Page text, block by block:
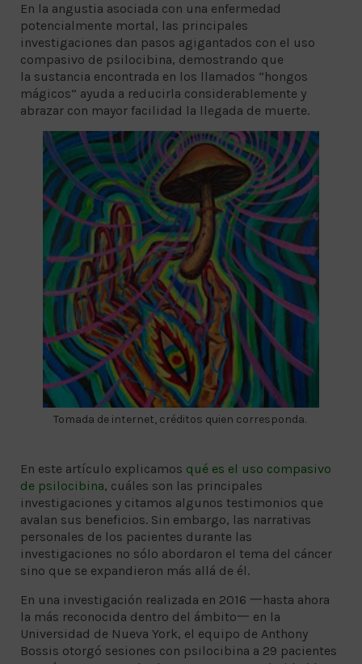
En la angustia asociada con una enfermedad
potencialmente mortal, las principales
investigaciones dan pasos agigantados con el uso
compasivo de psilocibina, demostrando que
la sustancia encontrada en los llamados “hongos
mágicos” ayuda a reducirla considerablemente y
abrazar con mayor facilidad la llegada de muerte.
Tomada de internet, créditos quien corresponda.
En este artículo explicamos qué es el uso compasivo
de psilocibina, cuáles son las principales
investigaciones y citamos algunos testimonios que
avalan sus beneficios. Sin embargo, las narrativas
personales de los pacientes durante las
investigaciones no sólo abordaron el tema del cáncer
sino que se expandieron más allá de él.
En una investigación realizada en 2016 一hasta ahora
la más reconocida dentro del ámbito一 en la
Universidad de Nueva York, el equipo de Anthony
Bossis otorgó sesiones con psilocibina a 29 pacientes